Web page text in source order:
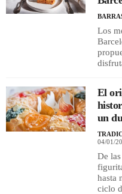
Los
El
un
04/01/
De
hasta
ciclo